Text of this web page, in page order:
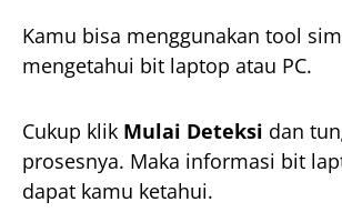
Kamu bisa menggunakan tool
mengetahui bit laptop atau PC.
Cukup klik Mulai Deteksi dan
prosesnya. Maka informasi bit
dapat kamu ketahui.